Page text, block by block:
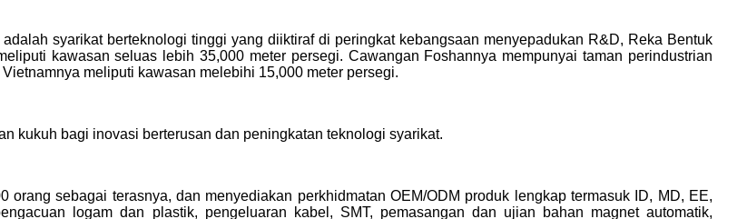
syarikat berteknologi tinggi yang diiktiraf di peringkat kebangsaan menyepadukan R&D, Reka Bentuk
kawasan seluas lebih 35,000 meter persegi. Cawangan Foshannya mempunyai taman perindustrian
meliputi kawasan melebihi 15,000 meter persegi.
kukuh bagi inovasi berterusan dan peningkatan teknologi syarikat.
sebagai terasnya, dan menyediakan perkhidmatan OEM/ODM produk lengkap termasuk ID, MD, EE,
logam dan plastik, pengeluaran kabel, SMT, pemasangan dan ujian bahan magnet automatik,